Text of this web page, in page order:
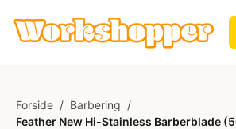
Forside / Barbering /
Feather New Hi-Stainless Barberblade